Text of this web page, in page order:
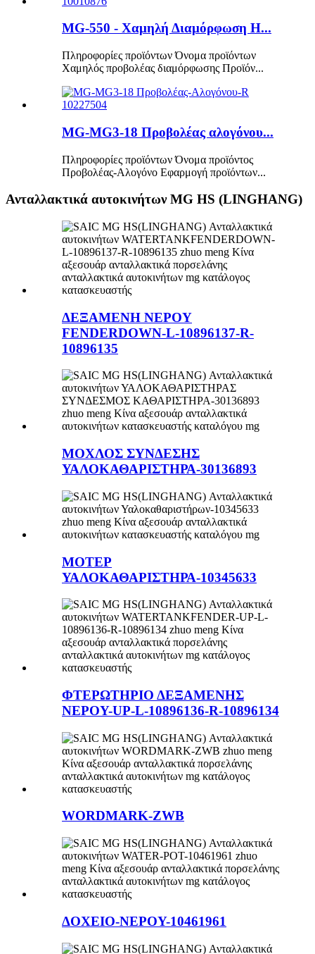
MG-550 - Χαμηλή Διαμόρφωση H...
Πληροφορίες προϊόντων Όνομα προϊόντων
Χαμηλός προβολέας διαμόρφωσης Προϊόν...
MG-MG3-18 Προβολέας αλογόνου...
Πληροφορίες προϊόντων Όνομα προϊόντος
Προβολέας-Αλογόνο Εφαρμογή προϊόντων...
Ανταλλακτικά αυτοκινήτων MG HS (LINGHANG)
ΔΕΞΑΜΕΝΗ ΝΕΡΟΥ
FENDERDOWN-L-10896137-R-
10896135
ΜΟΧΛΟΣ ΣΥΝΔΕΣΗΣ
ΥΑΛΟΚΑΘΑΡΙΣΤΗΡΑ-30136893
ΜΟΤΕΡ
ΥΑΛΟΚΑΘΑΡΙΣΤΗΡΑ-10345633
ΦΤΕΡΩΤΗΡΙΟ ΔΕΞΑΜΕΝΗΣ
ΝΕΡΟΥ-UP-L-10896136-R-10896134
WORDMARK-ZWB
ΔΟΧΕΙΟ-ΝΕΡΟΥ-10461961